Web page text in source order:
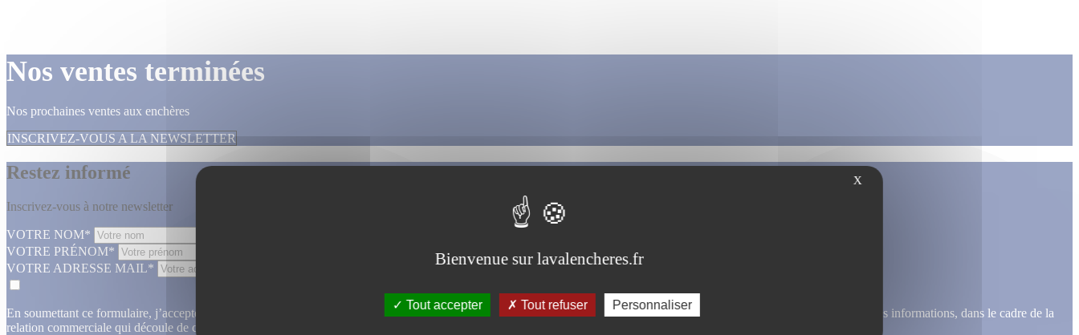
Nos ventes terminées
Nos prochaines ventes aux enchères
INSCRIVEZ-VOUS A LA NEWSLETTER
Restez informé
Inscrivez-vous à notre newsletter
VOTRE NOM*
VOTRE PRÉNOM*
VOTRE ADRESSE MAIL*
En soumettant ce formulaire, j’accepte que les informations saisies dans ce formulaire soient utilisées, exploitées, traitées pour permettre de me recontacter, pour m’envoyer des informations, dans le cadre de la
relation commerciale qui découle de cette demande.
X
Bienvenue sur lavalencheres.fr
Tout accepter Tout refuser Personnaliser